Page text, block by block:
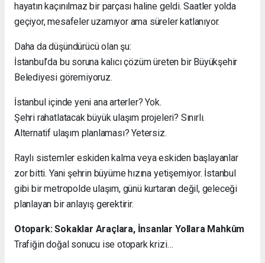
hayatın kaçınılmaz bir parçası haline geldi. Saatler yolda
geçiyor, mesafeler uzamıyor ama süreler katlanıyor.
Daha da düşündürücü olan şu:
İstanbul’da bu soruna kalıcı çözüm üreten bir Büyükşehir
Belediyesi göremiyoruz.
İstanbul içinde yeni ana arterler? Yok.
Şehri rahatlatacak büyük ulaşım projeleri? Sınırlı.
Alternatif ulaşım planlaması? Yetersiz.
Raylı sistemler eskiden kalma veya eskiden başlayanlar
zor bitti. Yani şehrin büyüme hızına yetişemiyor. İstanbul
gibi bir metropolde ulaşım, günü kurtaran değil, geleceği
planlayan bir anlayış gerektirir.
Otopark: Sokaklar Araçlara, İnsanlar Yollara Mahkûm
Trafiğin doğal sonucu ise otopark krizi…